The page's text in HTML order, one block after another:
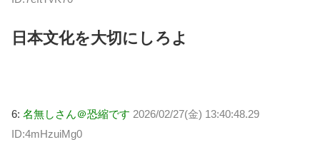
日本文化を大切にしろよ
6: 名無しさん＠恐縮です 2026/02/27(金) 13:40:48.29
ID:4mHzuiMg0